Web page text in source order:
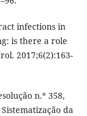
infections in
is there a role
2017;6(2):163-
n.º 358,
da